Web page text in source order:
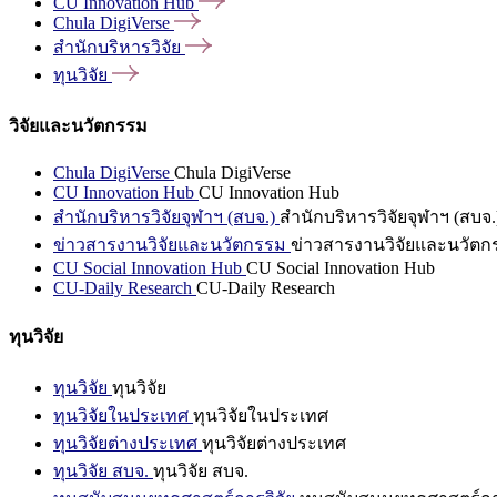
Chula DigiVerse
สำนักบริหารวิจัย
ทุนวิจัย
วิจัยและนวัตกรรม
Chula DigiVerse Chula DigiVerse
CU Innovation Hub CU Innovation Hub
สำนักบริหารวิจัยจุฬาฯ (สบจ.) สำนักบริหารวิจัยจุฬาฯ (สบจ
ข่าวสารงานวิจัยและนวัตกรรม ข่าวสารงานวิจัยและนวัตก
CU Social Innovation Hub CU Social Innovation Hub
CU-Daily Research CU-Daily Research
ทุนวิจัย
ทุนวิจัย ทุนวิจัย
ทุนวิจัยในประเทศ ทุนวิจัยในประเทศ
ทุนวิจัยต่างประเทศ ทุนวิจัยต่างประเทศ
ทุนวิจัย สบจ. ทุนวิจัย สบจ.